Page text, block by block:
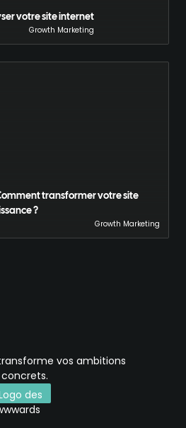
votre site internet
Growth Marketing
transformer votre site
?
Growth Marketing
vos ambitions